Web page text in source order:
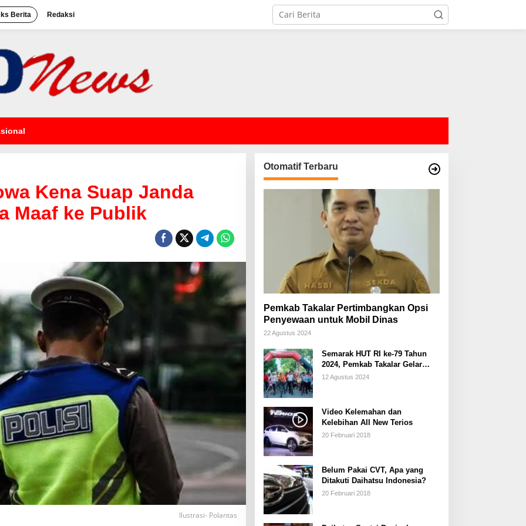
Berita Redaksi
Kena Suap Janda
Maaf ke Publik
Ilustrasi- Polantas
Otomatif Terbaru
Pemkab Takalar Pertimbangkan Opsi
Penyewaan untuk Mobil Dinas
22 Agustus 2024
Semarak HUT RI ke-79 Tahun
2024, Pemkab Takalar Gelar
Sepeda Santai/Sepeda Hias
12 Agustus 2024
Video Kelemahan dan
Kelebihan All New Terios
20 Februari 2018
Belum Pakai CVT, Apa yang
Ditakuti Daihatsu Indonesia?
20 Februari 2018